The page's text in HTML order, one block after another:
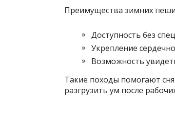
Преимущества зимних
Доступность без
Укрепление
Возможность
Такие походы помогают
разгрузить ум после